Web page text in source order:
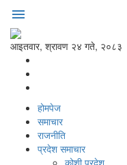
menu
आइतवार, श्रावण २४ गते, २०८३
होमपेज
समाचार
राजनीति
प्रदेश समाचार